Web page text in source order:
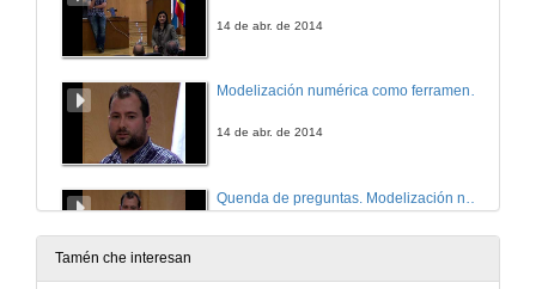
14 de abr. de 2014
Modelización numérica como ferramenta para a protección das nosas costas
14 de abr. de 2014
14 de abr. de 2014
Tamén che interesan